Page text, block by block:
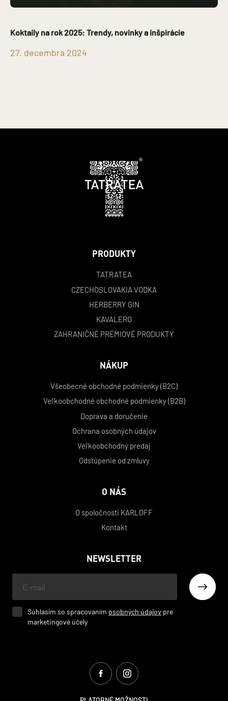
Koktaily na rok 2025: Trendy, novinky a inšpirácie
27. decembra 2024
PRODUKTY
TATRATEA
CZECHOSLOVAKIA VODKA
HERBERRY GIN
KAVALERO
ZAHRANIČNÉ PRÉMIOVÉ PRODUKTY
NÁKUP
Všeobecné obchodné podmienky (B2C)
Veľkoobchodné obchodné podmienky (B2B)
Doprava a doručenie
Ochrana osobných údajov
Veľkoobchodný predaj
Odstúpenie od zmluvy
O NÁS
O spoločnosti KARLOFF
Kontakt
NEWSLETTER
mail
Súhlasím so spracovaním osobných údajov pre
marketingové účely